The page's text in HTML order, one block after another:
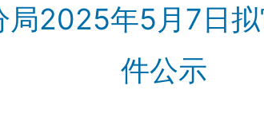
2025年5月7日
件公示